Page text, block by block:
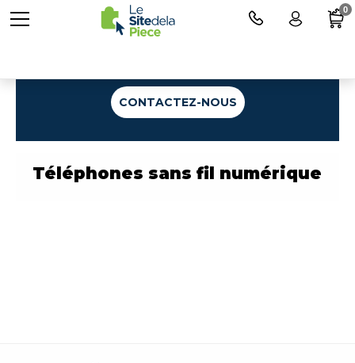
CONTACTEZ-NOUS
Téléphones sans fil numérique
0